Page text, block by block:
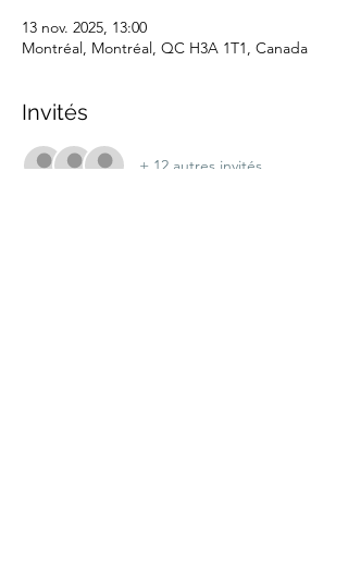
13 nov. 2025, 13:00
Montréal, Montréal, QC H3A 1T1, Canada
Invités
+ 12 autres invités